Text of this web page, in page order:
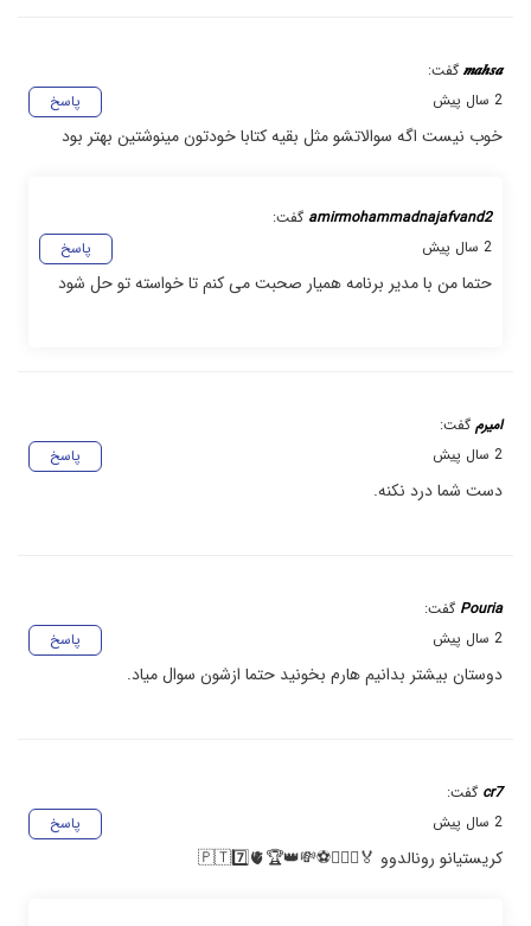
𝒎𝒂𝒉𝒔𝒂 گفت:
پاسخ
2 سال پیش
خوب نیست اگه سوالاتشو مثل بقیه کتابا خودتون مینوشتین بهتر بود
amirmohammadnajafvand2 گفت:
پاسخ
2 سال پیش
حتما من با مدیر برنامه همیار صحبت می کنم تا خواسته تو حل شود
امیرم گفت:
پاسخ
2 سال پیش
دست شما درد نکنه.
Pouria گفت:
پاسخ
2 سال پیش
دوستان بیشتر بدانیم هارم بخونید حتما ازشون سوال میاد.
cr7 گفت:
پاسخ
2 سال پیش
کریستیانو رونالدوو 🏅👩‍❤️‍👨⚽💸👑🏆🇵🇹7️⃣🫀